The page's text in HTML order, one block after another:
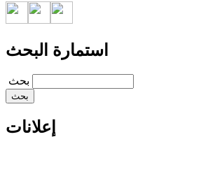
استمارة البحث
‏بحث ‏
إعلانات